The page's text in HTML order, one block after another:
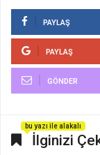
PAYLAŞ
PAYLAŞ
GÖNDER
İlginizi
bu yazı ile alakalı